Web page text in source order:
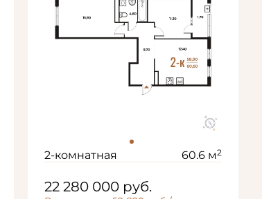
2-комнатная 60.6 м2
22 280 000 руб.